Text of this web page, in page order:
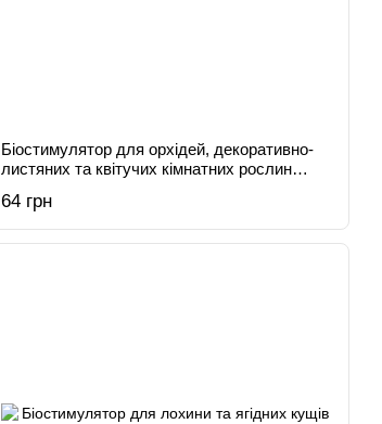
Біостимулятор для орхідей, декоративно-
листяних та квітучих кімнатних рослин
64 грн